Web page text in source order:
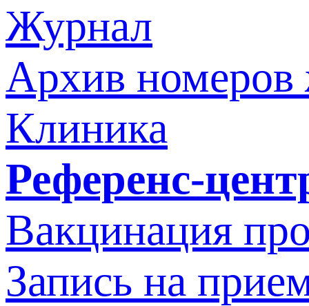
Журнал
Архив номеров
Клиника
Референс-
Вакцинация
Запись на